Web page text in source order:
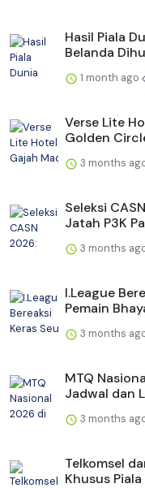
Hasil Piala
Belanda
1 month ago
Verse Lite
Golden
3 months
Seleksi
Jatah P3K
3 months
I.League
Pemain
3 months
MTQ
Jadwal dan
3 months
Telkomsel
Khusus